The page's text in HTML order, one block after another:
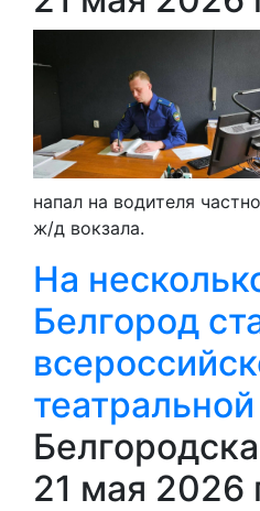
напал на водителя
ж/д вокзала.
На
Белгород
21 мая 2026